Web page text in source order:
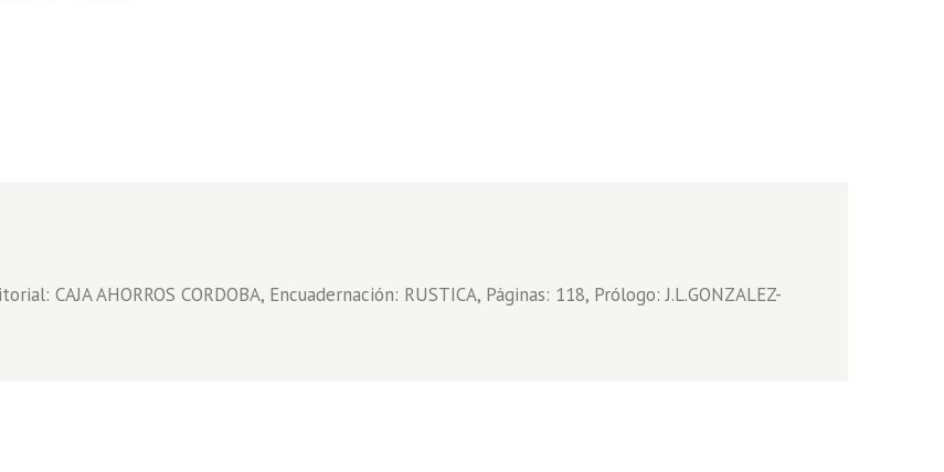
CAJA AHORROS CORDOBA, Encuadernación: RUSTICA, Páginas: 118, Prólogo: J.L.GONZALEZ-